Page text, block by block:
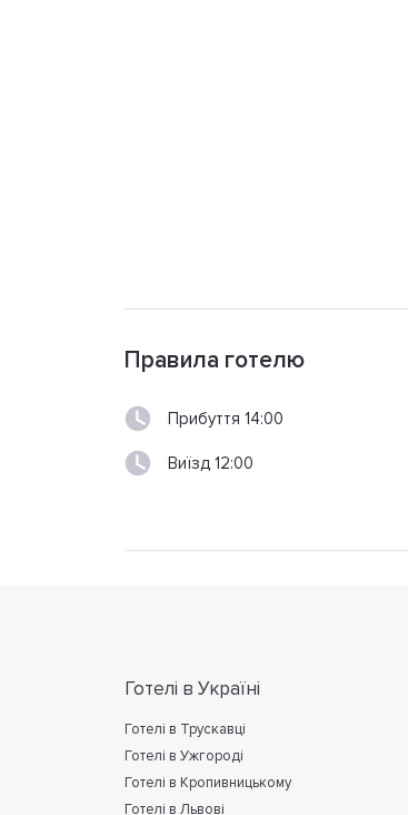
Правила готелю
Прибуття 14:00
Виїзд 12:00
Готелі в Україні
Готелі в Трускавці
Готелі в Ужгороді
Готелі в Кропивницькому
Готелі в Львові